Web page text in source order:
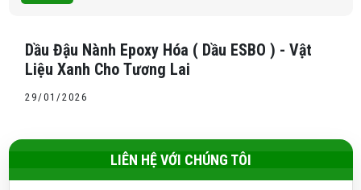
Dầu Đậu Nành Epoxy Hóa ( Dầu ESBO ) - Vật
Liệu Xanh Cho Tương Lai
29/01/2026
LIÊN HỆ VỚI CHÚNG TÔI